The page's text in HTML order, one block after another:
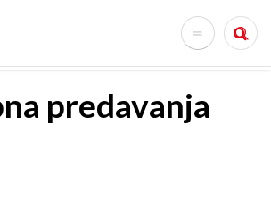
Search
predavanja